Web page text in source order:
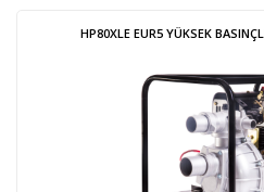
HP80XLE EUR5 YÜKSEK